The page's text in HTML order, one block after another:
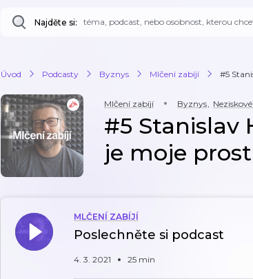
Najděte si:
Úvod Podcasty Byznys Mlčení zabíjí #5
Mlčení zabíjí Byznys,
#5 Stanislav
je moje
MLČENÍ ZABÍJÍ
Poslechněte si podcast
4. 3. 2021 25 min